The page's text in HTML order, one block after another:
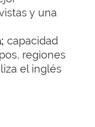
y una
capacidad
regiones
el inglés